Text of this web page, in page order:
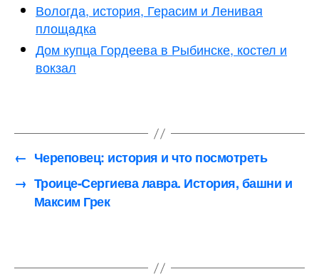
Вологда, история, Герасим и Ленивая
площадка
Дом купца Гордеева в Рыбинске, костел и
вокзал
← Череповец: история и что посмотреть
→ Троице-Сергиева лавра. История, башни и
Максим Грек